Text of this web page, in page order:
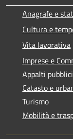
Anagrafe e
Cultura e
Vita lavorativa
Imprese e
Appalti pubblici
Catasto e
Turismo
Mobilità e